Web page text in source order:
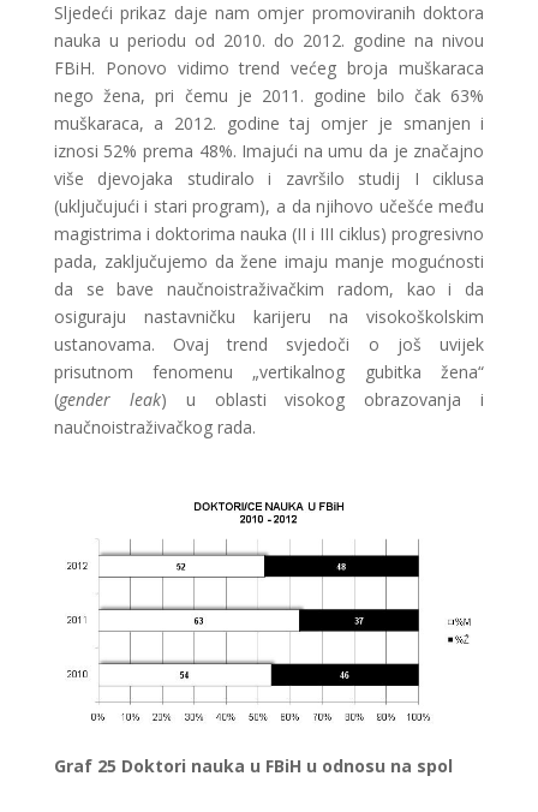
Sljedeći prikaz daje nam omjer promoviranih doktora
nauka u periodu od 2010. do 2012. godine na nivou
FBiH. Ponovo vidimo trend većeg broja muškaraca
nego žena, pri čemu je 2011. godine bilo čak 63%
muškaraca, a 2012. godine taj omjer je smanjen i
iznosi 52% prema 48%. Imajući na umu da je značajno
više djevojaka studiralo i završilo studij I ciklusa
(uključujući i stari program), a da njihovo učešće među
magistrima i doktorima nauka (II i III ciklus) progresivno
pada, zaključujemo da žene imaju manje mogućnosti
da se bave naučnoistraživačkim radom, kao i da
osiguraju nastavničku karijeru na visokoškolskim
ustanovama. Ovaj trend svjedoči o još uvijek
prisutnom fenomenu „vertikalnog gubitka žena“
(gender leak) u oblasti visokog obrazovanja i
naučnoistraživačkog rada.
Graf 25 Doktori nauka u FBiH u odnosu na spol